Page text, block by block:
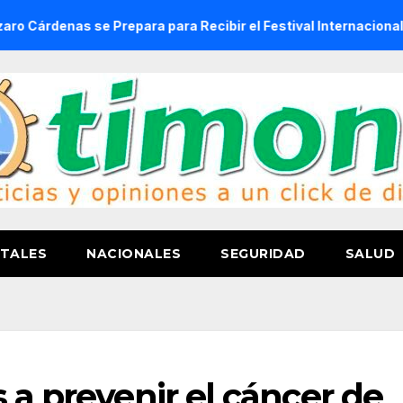
se Prepara para Recibir el Festival Internacional de la
NACIONALES SEGURIDAD SALUD